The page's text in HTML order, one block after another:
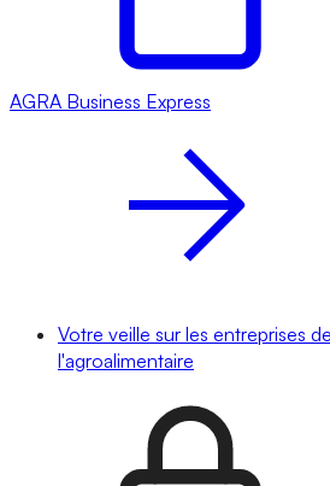
AGRA Business Express
Votre veille sur les entreprises
l'agroalimentaire